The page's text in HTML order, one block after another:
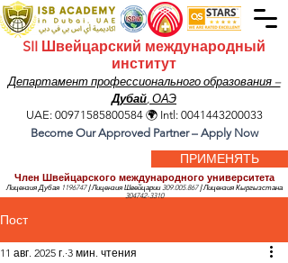
SII Швейцарский международный
институт
Департамент профессионального образования –
Дубай, ОАЭ
ПРИМЕНЯТЬ
Член Швейцарского международного университета
Лицензия Дубая 1196747 |Лицензия Швейцарии309.005.867 |Лицензия Кыргызстана
304742-3310
UAE: 00971585800584🌍 Intl: 0041443200033
Become Our Approved Partner – Apply Now
Пост
11 авг. 2025 г. 3 мин. чтения